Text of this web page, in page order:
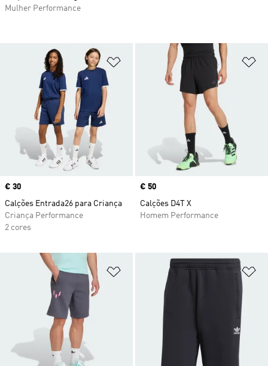
Adicionar à Lista de Desejos
Price
€ 30
Calções Entrada26 para Criança
Criança Performance
2 cores
Price
€ 50
Calções D4T X
Homem Performance
Adicionar à Lista de Desejos
Mulher Performance